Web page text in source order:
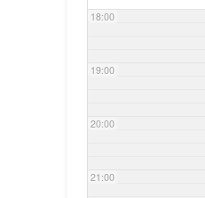
18:00
19:00
20:00
21:00